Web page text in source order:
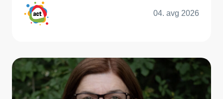
04. avg 2026